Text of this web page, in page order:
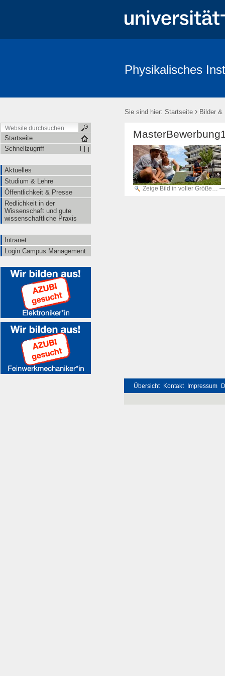
Physikalisches
Sie sind hier: Startseite › Bilder &
Startseite
Schnellzugriff
Aktuelles
Studium & Lehre
Öffentlichkeit & Presse
Redlichkeit in der
Wissenschaft und gute
wissenschaftliche Praxis
Intranet
Login Campus Management
Zeige Bild in voller Größe…
Übersicht Kontakt Impressum